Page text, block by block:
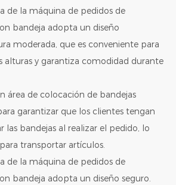
de la máquina de pedidos de
bandeja adopta un diseño
moderada, que es conveniente para
alturas y garantiza comodidad durante
área de colocación de bandejas
garantizar que los clientes tengan
las bandejas al realizar el pedido, lo
transportar artículos.
de la máquina de pedidos de
bandeja adopta un diseño seguro.